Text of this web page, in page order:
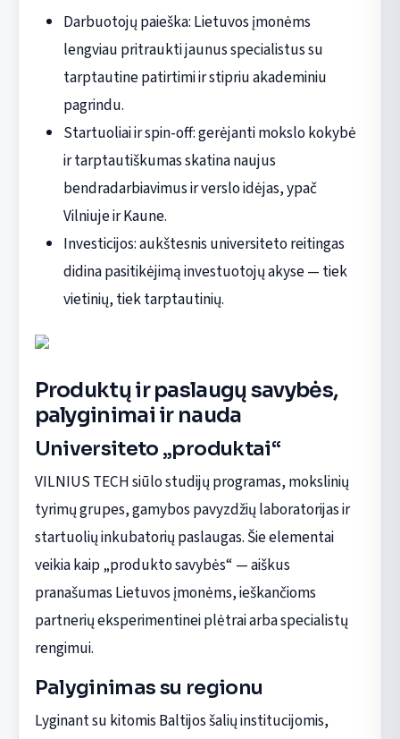
Darbuotojų paieška: Lietuvos įmonėms
lengviau pritraukti jaunus specialistus su
tarptautine patirtimi ir stipriu akademiniu
pagrindu.
Startuoliai ir spin-off: gerėjanti mokslo kokybė
ir tarptautiškumas skatina naujus
bendradarbiavimus ir verslo idėjas, ypač
Vilniuje ir Kaune.
Investicijos: aukštesnis universiteto reitingas
didina pasitikėjimą investuotojų akyse — tiek
vietinių, tiek tarptautinių.
Produktų ir paslaugų savybės,
palyginimai ir nauda
Universiteto „produktai“
VILNIUS TECH siūlo studijų programas, mokslinių
tyrimų grupes, gamybos pavyzdžių laboratorijas ir
startuolių inkubatorių paslaugas. Šie elementai
veikia kaip „produkto savybės“ — aiškus
pranašumas Lietuvos įmonėms, ieškančioms
partnerių eksperimentinei plėtrai arba specialistų
rengimui.
Palyginimas su regionu
Lyginant su kitomis Baltijos šalių institucijomis,